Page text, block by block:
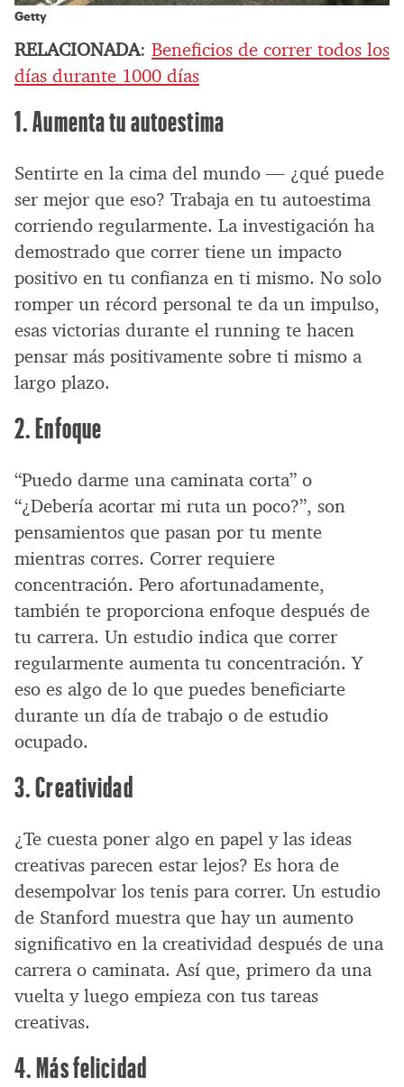
Getty
RELACIONADA: Beneficios de correr todos los
días durante 1000 días
1. Aumenta tu autoestima
Sentirte en la cima del mundo — ¿qué puede
ser mejor que eso? Trabaja en tu autoestima
corriendo regularmente. La investigación ha
demostrado que correr tiene un impacto
positivo en tu confianza en ti mismo. No solo
romper un récord personal te da un impulso,
esas victorias durante el running te hacen
pensar más positivamente sobre ti mismo a
largo plazo.
2. Enfoque
“Puedo darme una caminata corta” o
“¿Debería acortar mi ruta un poco?”, son
pensamientos que pasan por tu mente
mientras corres. Correr requiere
concentración. Pero afortunadamente,
también te proporciona enfoque después de
tu carrera. Un estudio indica que correr
regularmente aumenta tu concentración. Y
eso es algo de lo que puedes beneficiarte
durante un día de trabajo o de estudio
ocupado.
3. Creatividad
¿Te cuesta poner algo en papel y las ideas
creativas parecen estar lejos? Es hora de
desempolvar los tenis para correr. Un estudio
de Stanford muestra que hay un aumento
significativo en la creatividad después de una
carrera o caminata. Así que, primero da una
vuelta y luego empieza con tus tareas
creativas.
4. Más felicidad